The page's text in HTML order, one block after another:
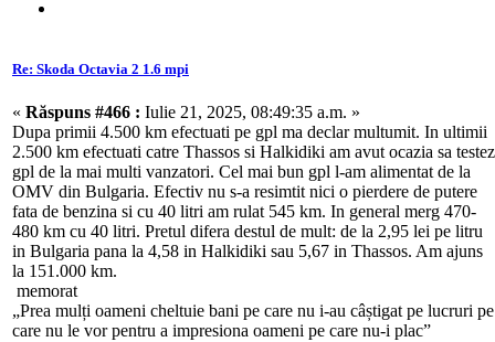
Re: Skoda Octavia 2 1.6 mpi
« Răspuns #466 : Iulie 21, 2025, 08:49:35 a.m. »
Dupa primii 4.500 km efectuati pe gpl ma declar multumit. In ultimii
2.500 km efectuati catre Thassos si Halkidiki am avut ocazia sa testez
gpl de la mai multi vanzatori. Cel mai bun gpl l-am alimentat de la
OMV din Bulgaria. Efectiv nu s-a resimtit nici o pierdere de putere
fata de benzina si cu 40 litri am rulat 545 km. In general merg 470-
480 km cu 40 litri. Pretul difera destul de mult: de la 2,95 lei pe litru
in Bulgaria pana la 4,58 in Halkidiki sau 5,67 in Thassos. Am ajuns
la 151.000 km.
memorat
„Prea mulți oameni cheltuie bani pe care nu i-au câștigat pe lucruri pe
care nu le vor pentru a impresiona oameni pe care nu-i plac”